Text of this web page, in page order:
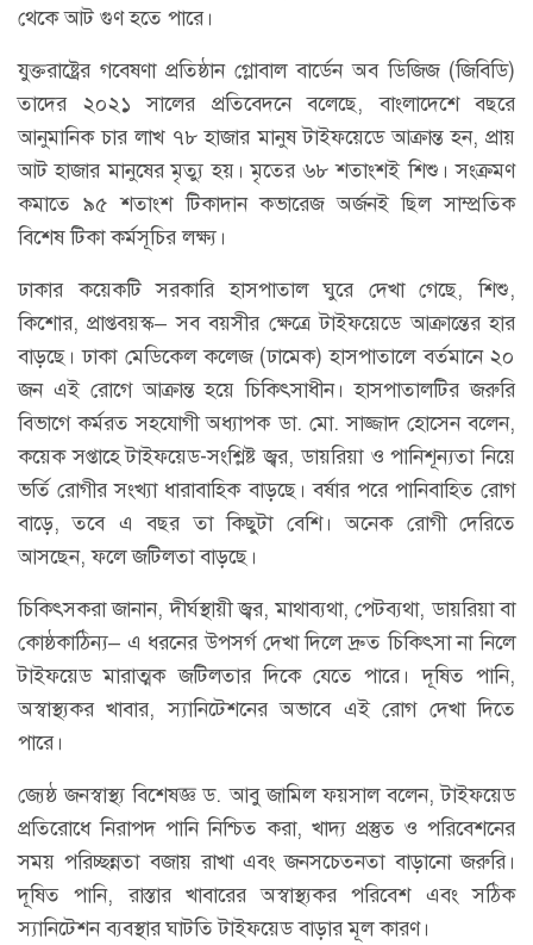
থেকে আট গুণ হতে পারে।
যুক্তরাষ্ট্রের গবেষণা প্রতিষ্ঠান গ্লোবাল বার্ডেন অব ডিজিজ (জিবিডি)
তাদের ২০২১ সালের প্রতিবেদনে বলেছে, বাংলাদেশে বছরে
আনুমানিক চার লাখ ৭৮ হাজার মানুষ টাইফয়েডে আক্রান্ত হন, প্রায়
আট হাজার মানুষের মৃত্যু হয়। মৃতের ৬৮ শতাংশই শিশু। সংক্রমণ
কমাতে ৯৫ শতাংশ টিকাদান কভারেজ অর্জনই ছিল সাম্প্রতিক
বিশেষ টিকা কর্মসূচির লক্ষ্য।
ঢাকার কয়েকটি সরকারি হাসপাতাল ঘুরে দেখা গেছে, শিশু,
কিশোর, প্রাপ্তবয়স্ক– সব বয়সীর ক্ষেত্রে টাইফয়েডে আক্রান্তের হার
বাড়ছে। ঢাকা মেডিকেল কলেজ (ঢামেক) হাসপাতালে বর্তমানে ২০
জন এই রোগে আক্রান্ত হয়ে চিকিৎসাধীন। হাসপাতালটির জরুরি
বিভাগে কর্মরত সহযোগী অধ্যাপক ডা. মো. সাজ্জাদ হোসেন বলেন,
কয়েক সপ্তাহে টাইফয়েড-সংশ্লিষ্ট জ্বর, ডায়রিয়া ও পানিশূন্যতা নিয়ে
ভর্তি রোগীর সংখ্যা ধারাবাহিক বাড়ছে। বর্ষার পরে পানিবাহিত রোগ
বাড়ে, তবে এ বছর তা কিছুটা বেশি। অনেক রোগী দেরিতে
আসছেন, ফলে জটিলতা বাড়ছে।
চিকিৎসকরা জানান, দীর্ঘস্থায়ী জ্বর, মাথাব্যথা, পেটব্যথা, ডায়রিয়া বা
কোষ্ঠকাঠিন্য– এ ধরনের উপসর্গ দেখা দিলে দ্রুত চিকিৎসা না নিলে
টাইফয়েড মারাত্মক জটিলতার দিকে যেতে পারে। দূষিত পানি,
অস্বাস্থ্যকর খাবার, স্যানিটেশনের অভাবে এই রোগ দেখা দিতে
পারে।
জ্যেষ্ঠ জনস্বাস্থ্য বিশেষজ্ঞ ড. আবু জামিল ফয়সাল বলেন, টাইফয়েড
প্রতিরোধে নিরাপদ পানি নিশ্চিত করা, খাদ্য প্রস্তুত ও পরিবেশনের
সময় পরিচ্ছন্নতা বজায় রাখা এবং জনসচেতনতা বাড়ানো জরুরি।
দূষিত পানি, রাস্তার খাবারের অস্বাস্থ্যকর পরিবেশ এবং সঠিক
স্যানিটেশন ব্যবস্থার ঘাটতি টাইফয়েড বাড়ার মূল কারণ।